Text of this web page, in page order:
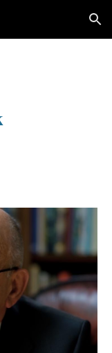
Skip to navigation